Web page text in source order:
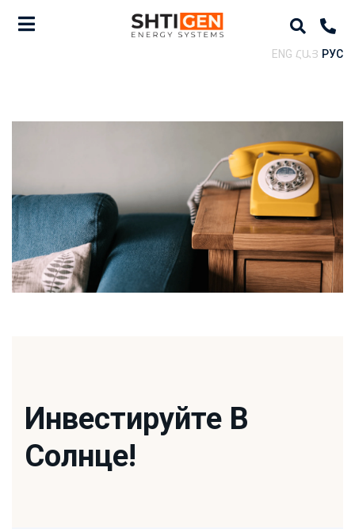
ENG ՀԱՅ РУС
Инвестируйте В
Солнце!